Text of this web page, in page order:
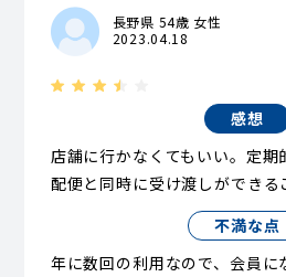
長野県 54歳 女性
2023.04.18
感想
店舗に行かなくてもいい。定
配便と同時に受け渡しができる
不満な点
年に数回の利用なので、会員に